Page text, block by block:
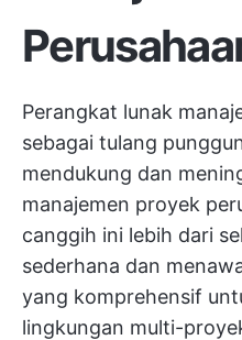
Perangkat lunak
sebagai tulang
mendukung dan
manajemen proyek
canggih ini lebih dari
sederhana dan
yang komprehensif
lingkungan multi-